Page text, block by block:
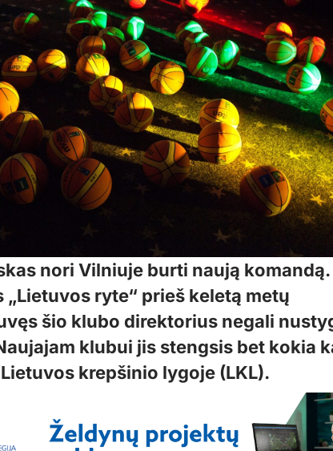
nori Vilniuje burti naują komandą.
„Lietuvos ryte“ prieš keletą metų
šio klubo direktorius negali
klubui jis stengsis bet kokia
krepšinio lygoje (LKL).